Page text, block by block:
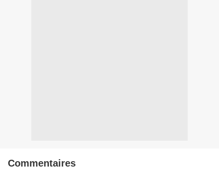
Commentaires